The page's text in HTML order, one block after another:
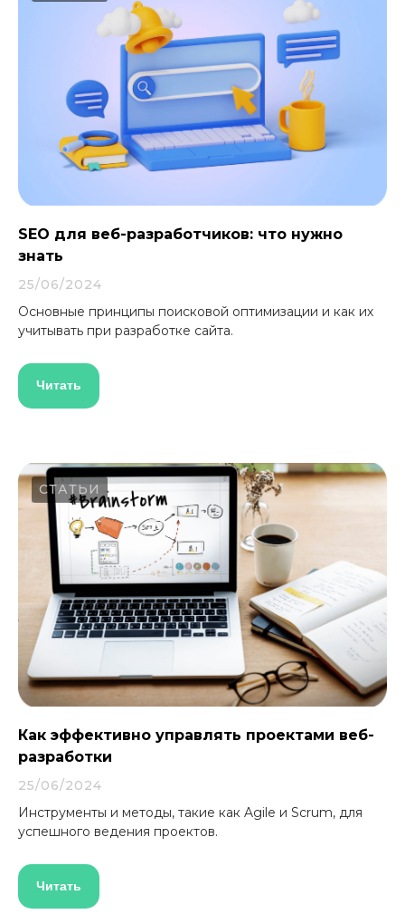
SEO для веб-разработчиков: что нужно
знать
25/06/2024
Основные принципы поисковой оптимизации и как их
учитывать при разработке сайта.
Читать
СТАТЬИ
Как эффективно управлять проектами веб-
разработки
25/06/2024
Инструменты и методы, такие как Agile и Scrum, для
успешного ведения проектов.
Читать